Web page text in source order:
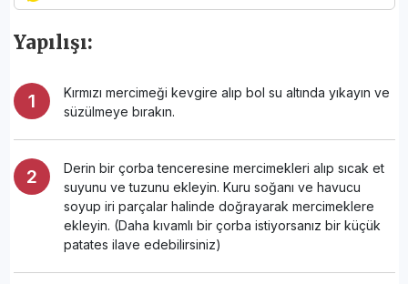
Yapılışı:
Kırmızı mercimeği kevgire alıp bol su altında yıkayın ve
süzülmeye bırakın.
Derin bir çorba tenceresine mercimekleri alıp sıcak et
suyunu ve tuzunu ekleyin. Kuru soğanı ve havucu
soyup iri parçalar halinde doğrayarak mercimeklere
ekleyin. (Daha kıvamlı bir çorba istiyorsanız bir küçük
patates ilave edebilirsiniz)